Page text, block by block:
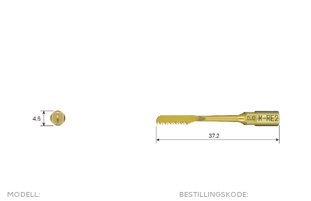
MODELL: BESTILLINGSKODE: